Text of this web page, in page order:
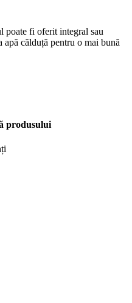
poate fi oferit integral sau
apă călduță pentru o mai bună
produsului